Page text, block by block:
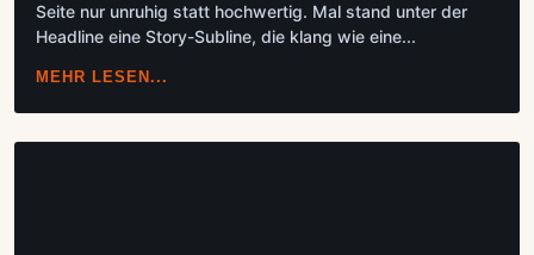
Seite nur unruhig statt hochwertig. Mal stand unter der
Headline eine Story-Subline, die klang wie eine...
MEHR LESEN...